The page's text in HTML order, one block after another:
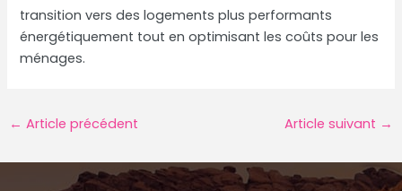
transition vers des logements plus performants
énergétiquement tout en optimisant les coûts pour les
ménages.
Navigation
articles
← Article précédent Article suivant →